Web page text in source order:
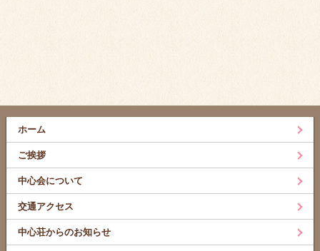
ホーム
ご挨拶
中心会について
交通アクセス
中心荘からのお知らせ